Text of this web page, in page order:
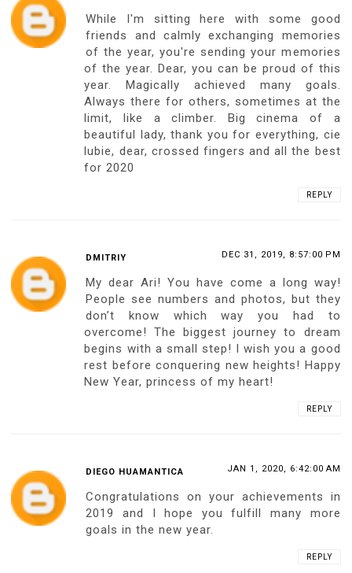
While I'm sitting here with some good
friends and calmly exchanging memories
of the year, you're sending your memories
of the year. Dear, you can be proud of this
year. Magically achieved many goals.
Always there for others, sometimes at the
limit, like a climber. Big cinema of a
beautiful lady, thank you for everything, cie
lubie, dear, crossed fingers and all the best
for 2020
REPLY
DMITRIY DEC 31, 2019, 8:57:00 PM
My dear Ari! You have come a long way!
People see numbers and photos, but they
don’t know which way you had to
overcome! The biggest journey to dream
begins with a small step! I wish you a good
rest before conquering new heights! Happy
New Year, princess of my heart!
REPLY
DIEGO HUAMANTICA JAN 1, 2020, 6:42:00 AM
Congratulations on your achievements in
2019 and I hope you fulfill many more
goals in the new year.
REPLY